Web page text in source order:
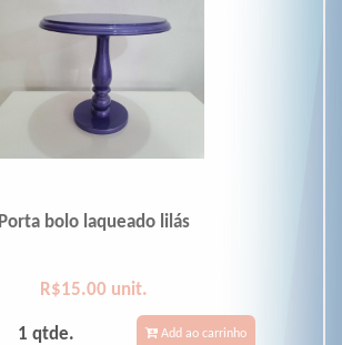
Porta bolo laqueado lilás
R$15.00 unit.
1 qtde. Add ao carrinho